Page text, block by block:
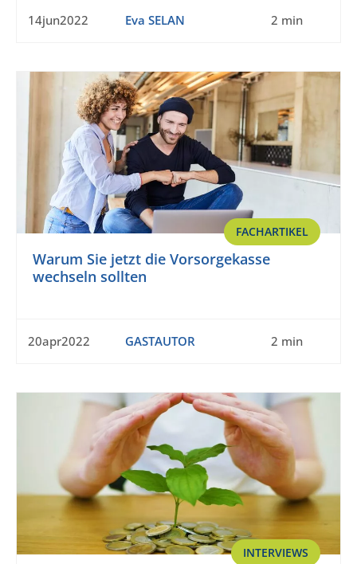
14jun2022 Eva SELAN 2 min
FACHARTIKEL
Warum Sie jetzt die Vorsorgekasse
wechseln sollten
20apr2022 GASTAUTOR 2 min
INTERVIEWS